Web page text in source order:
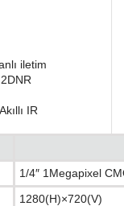
iletim
IR
1/4″ 1Megapixel
1280(H)×720(V)